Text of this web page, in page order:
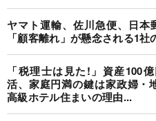
ヤマト運輸、佐川急便、日
「顧客離れ」が懸念される1社
「税理士は見た!」資産100
活、家庭円満の鍵は家政婦・
高級ホテル住まいの理由...